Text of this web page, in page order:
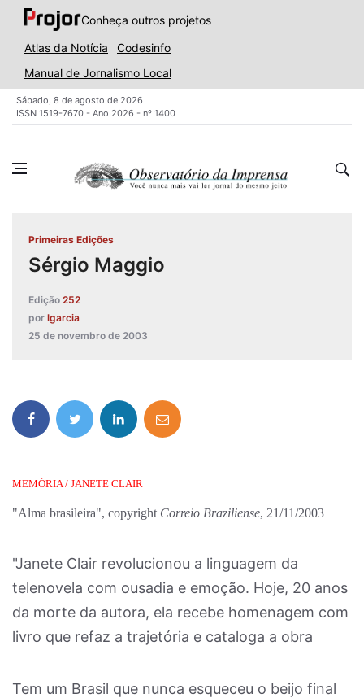
Conheça outros projetos
Atlas da Notícia
Codesinfo
Manual de Jornalismo Local
Sábado, 8 de agosto de 2026
ISSN 1519-7670 - Ano 2026 - nº 1400
Primeiras Edições
Sérgio Maggio
Edição 252
por lgarcia
25 de novembro de 2003
MEMÓRIA / JANETE CLAIR
"Alma brasileira", copyright Correio Braziliense, 21/11/2003
"Janete Clair revolucionou a linguagem da
telenovela com ousadia e emoção. Hoje, 20 anos
da morte da autora, ela recebe homenagem com
livro que refaz a trajetória e cataloga a obra
Tem um Brasil que nunca esqueceu o beijo final